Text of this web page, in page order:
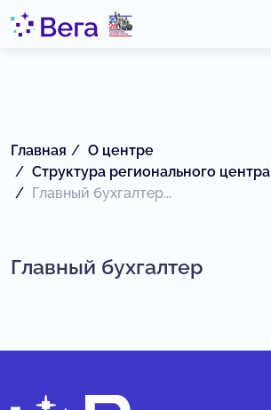
Главная
О центре
Структура регионального центра
Главный бухгалтер...
Главный бухгалтер